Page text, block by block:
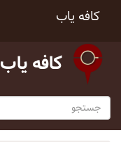
کافه یاب
کافه یاب